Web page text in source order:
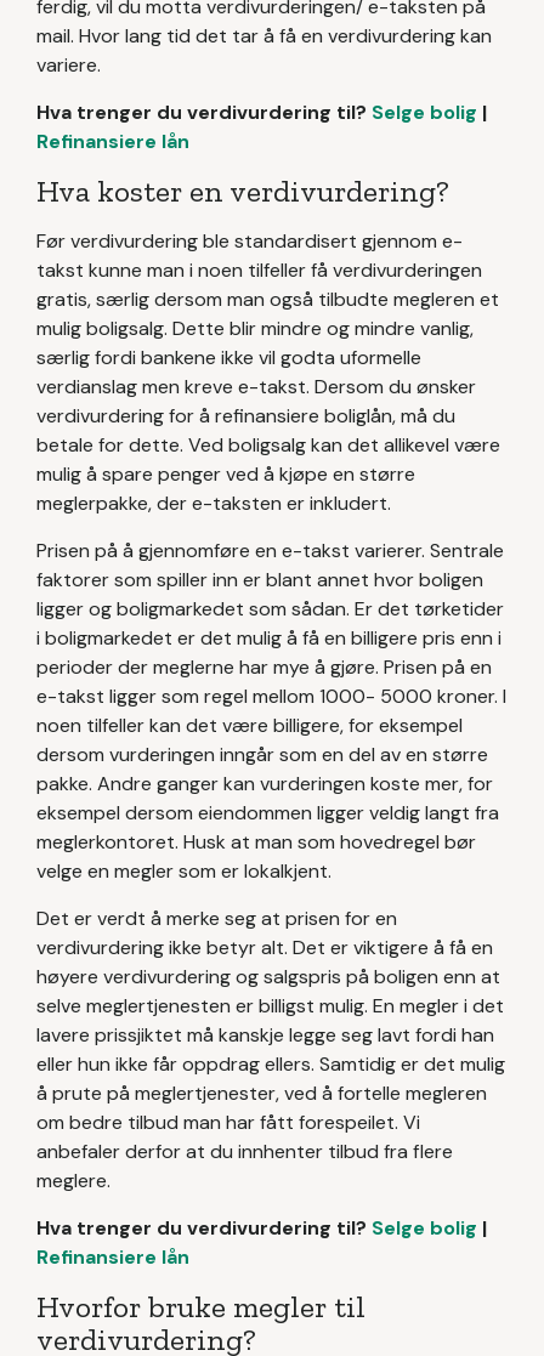
ferdig, vil du motta verdivurderingen/ e-taksten på
mail. Hvor lang tid det tar å få en verdivurdering kan
variere.
Hva trenger du verdivurdering til? Selge bolig |
Refinansiere lån
Hva koster en verdivurdering?
Før verdivurdering ble standardisert gjennom e-
takst kunne man i noen tilfeller få verdivurderingen
gratis, særlig dersom man også tilbudte megleren et
mulig boligsalg. Dette blir mindre og mindre vanlig,
særlig fordi bankene ikke vil godta uformelle
verdianslag men kreve e-takst. Dersom du ønsker
verdivurdering for å refinansiere boliglån, må du
betale for dette. Ved boligsalg kan det allikevel være
mulig å spare penger ved å kjøpe en større
meglerpakke, der e-taksten er inkludert.
Prisen på å gjennomføre en e-takst varierer. Sentrale
faktorer som spiller inn er blant annet hvor boligen
ligger og boligmarkedet som sådan. Er det tørketider
i boligmarkedet er det mulig å få en billigere pris enn i
perioder der meglerne har mye å gjøre. Prisen på en
e-takst ligger som regel mellom 1000- 5000 kroner. I
noen tilfeller kan det være billigere, for eksempel
dersom vurderingen inngår som en del av en større
pakke. Andre ganger kan vurderingen koste mer, for
eksempel dersom eiendommen ligger veldig langt fra
meglerkontoret. Husk at man som hovedregel bør
velge en megler som er lokalkjent.
Det er verdt å merke seg at prisen for en
verdivurdering ikke betyr alt. Det er viktigere å få en
høyere verdivurdering og salgspris på boligen enn at
selve meglertjenesten er billigst mulig. En megler i det
lavere prissjiktet må kanskje legge seg lavt fordi han
eller hun ikke får oppdrag ellers. Samtidig er det mulig
å prute på meglertjenester, ved å fortelle megleren
om bedre tilbud man har fått forespeilet. Vi
anbefaler derfor at du innhenter tilbud fra flere
meglere.
Hva trenger du verdivurdering til? Selge bolig |
Refinansiere lån
Hvorfor bruke megler til
verdivurdering?